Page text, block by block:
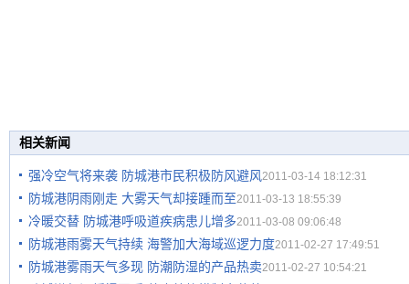
相关新闻
强冷空气将来袭 防城港市民积极防风避风2011-03-14 18:12:31
防城港阴雨刚走 大雾天气却接踵而至2011-03-13 18:55:39
冷暖交替 防城港呼吸道疾病患儿增多2011-03-08 09:06:48
防城港雨雾天气持续 海警加大海域巡逻力度2011-02-27 17:49:51
防城港雾雨天气多现 防潮防湿的产品热卖2011-02-27 10:54:21